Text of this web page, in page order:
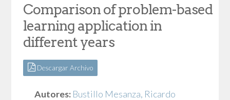
Comparison of problem-based
learning application in
different years
Descargar Archivo
Autores: Bustillo Mesanza, Ricardo